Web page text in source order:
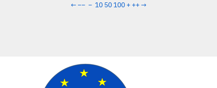
← −− − 10 50 100 + ++→